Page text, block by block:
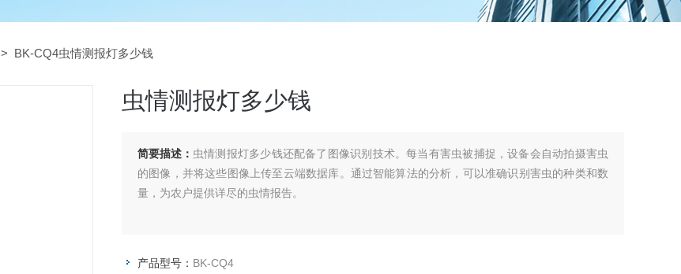
> BK-CQ4虫情测报灯多少钱
虫情测报灯多少钱
简要描述： 虫情测报灯多少钱还配备了图像识别技术。每当有害虫被捕捉，设备会自动拍摄害虫
的图像，并将这些图像上传至云端数据库。通过智能算法的分析，可以准确识别害虫的种类和数
量，为农户提供详尽的虫情报告。
产品型号： BK-CQ4